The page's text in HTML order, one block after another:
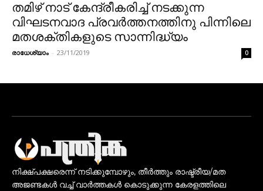
തമിഴ് നാട് കേന്ദ്രീകരിച്ച് നടക്കുന്ന
വിഘടനവാദ പ്രവർത്തനത്തിനു പിന്നിലെ
മതശക്തികളുടെ സാന്നിദ്ധ്യം
രാധേശ്യാം - 23/11/2019 0
നിക്ഷ്പക്ഷരെന്ന് നടിക്കുമ്പോഴും, തീർത്തും രാഷ്ട്രീയ/മത
അജണ്ടകൾ വച്ച് വാർത്തകൾ കൊടുക്കുന്ന കേരളത്തിലെ